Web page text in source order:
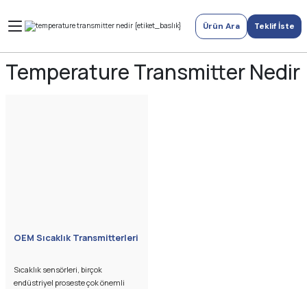
Ürün Ara Teklif İste
Temperature Transmitter Nedir
OEM Sıcaklık Transmitterleri
Sıcaklık sensörleri, birçok
endüstriyel proseste çok önemli